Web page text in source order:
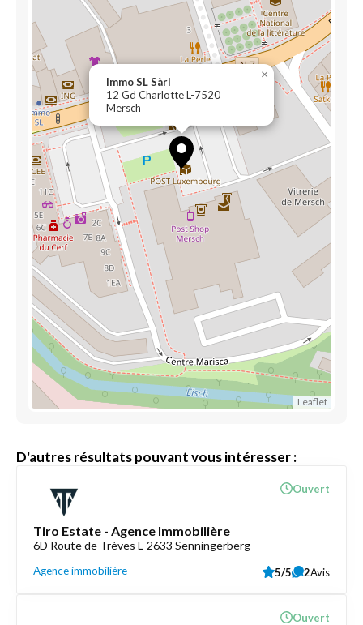
Immo SL Sàrl
12 Gd Charlotte L-7520
Mersch
×
Leaflet
D'autres résultats pouvant vous intéresser :
Tiro Estate - Agence Immobilière
6D Route de Trèves L-2633 Senningerberg
Agence immobilière
Ouvert
5/5 2Avis
Ouvert